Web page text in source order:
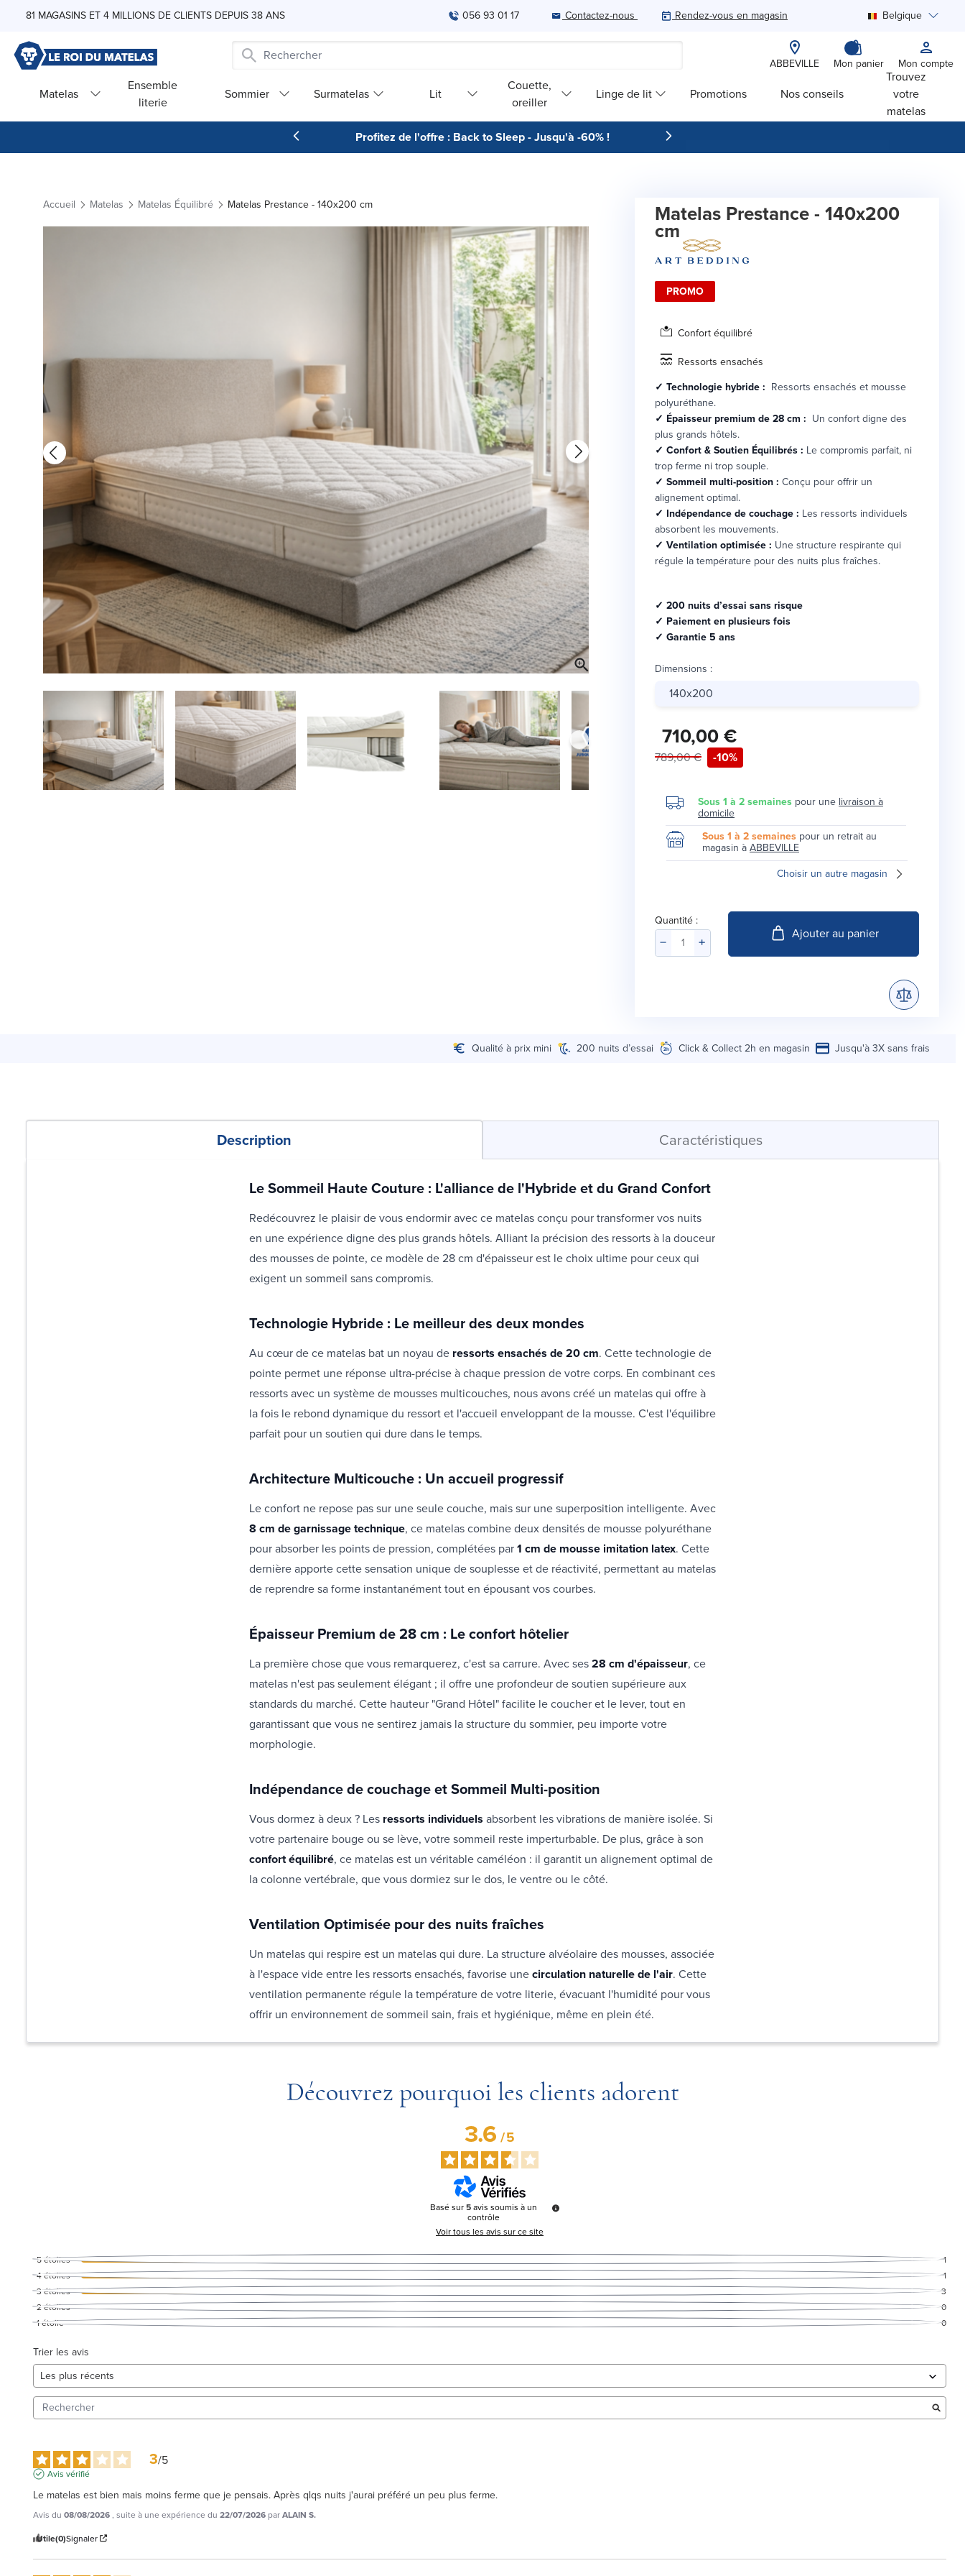
Skip to Content
81 MAGASINS ET 4 MILLIONS DE CLIENTS DEPUIS 38 ANS 056 93 01 17 Contactez-nous Rendez-vous en magasin Belgique
ABBEVILLE Mon panier Mon compte
Matelas
Ensemble
literie
Sommier Surmatelas Lit
Couette,
oreiller
Linge de lit Promotions Nos conseils
Trouvez
votre
matelas
Profitez de l'offre : Back to Sleep - Jusqu'à -60% !
Accueil Matelas Matelas Équilibré Matelas Prestance - 140x200 cm Matelas Prestance - 140x200
cm
PROMO
Confort équilibré
Ressorts ensachés
✓ Technologie hybride : Ressorts ensachés et mousse
polyuréthane.
✓ Épaisseur premium de 28 cm : Un confort digne des
plus grands hôtels.
✓ Confort & Soutien Équilibrés : Le compromis parfait, ni
trop ferme ni trop souple.
✓ Sommeil multi-position : Conçu pour offrir un
alignement optimal.
✓ Indépendance de couchage : Les ressorts individuels
absorbent les mouvements.
✓ Ventilation optimisée : Une structure respirante qui
régule la température pour des nuits plus fraîches.
✓ 200 nuits d’essai sans risque
✓ Paiement en plusieurs fois
✓ Garantie 5 ans
Dimensions :
140x200
710,00 €
789,00 € -10%
Sous 1 à 2 semaines pour une livraison à
domicile
Sous 1 à 2 semaines pour un retrait au
magasin àABBEVILLE
Choisir un autre magasin
Quantité :
Ajouter au panier
Qualité à prix mini 200 nuits d’essai Click & Collect 2h en magasin Jusqu'à 3X sans frais
Description Caractéristiques
Le Sommeil Haute Couture : L'alliance de l'Hybride et du Grand Confort
Redécouvrez le plaisir de vous endormir avec ce matelas conçu pour transformer vos nuits
en une expérience digne des plus grands hôtels. Alliant la précision des ressorts à la douceur
des mousses de pointe, ce modèle de 28 cm d'épaisseur est le choix ultime pour ceux qui
exigent un sommeil sans compromis.
Technologie Hybride : Le meilleur des deux mondes
Au cœur de ce matelas bat un noyau de ressorts ensachés de 20 cm. Cette technologie de
pointe permet une réponse ultra-précise à chaque pression de votre corps. En combinant ces
ressorts avec un système de mousses multicouches, nous avons créé un matelas qui offre à
la fois le rebond dynamique du ressort et l'accueil enveloppant de la mousse. C'est l'équilibre
parfait pour un soutien qui dure dans le temps.
Architecture Multicouche : Un accueil progressif
Le confort ne repose pas sur une seule couche, mais sur une superposition intelligente. Avec
8 cm de garnissage technique, ce matelas combine deux densités de mousse polyuréthane
pour absorber les points de pression, complétées par1 cm de mousse imitation latex. Cette
dernière apporte cette sensation unique de souplesse et de réactivité, permettant au matelas
de reprendre sa forme instantanément tout en épousant vos courbes.
Épaisseur Premium de 28 cm : Le confort hôtelier
La première chose que vous remarquerez, c'est sa carrure. Avec ses28 cm d'épaisseur, ce
matelas n'est pas seulement élégant ; il offre une profondeur de soutien supérieure aux
standards du marché. Cette hauteur "Grand Hôtel" facilite le coucher et le lever, tout en
garantissant que vous ne sentirez jamais la structure du sommier, peu importe votre
morphologie.
Indépendance de couchage et Sommeil Multi-position
Vous dormez à deux ? Les ressorts individuels absorbent les vibrations de manière isolée. Si
votre partenaire bouge ou se lève, votre sommeil reste imperturbable. De plus, grâce à son
confort équilibré, ce matelas est un véritable caméléon : il garantit un alignement optimal de
la colonne vertébrale, que vous dormiez sur le dos, le ventre ou le côté.
Ventilation Optimisée pour des nuits fraîches
Un matelas qui respire est un matelas qui dure. La structure alvéolaire des mousses, associée
à l'espace vide entre les ressorts ensachés, favorise unecirculation naturelle de l'air. Cette
ventilation permanente régule la température de votre literie, évacuant l'humidité pour vous
offrir un environnement de sommeil sain, frais et hygiénique, même en plein été.
Découvrez pourquoi les clients adorent
3.6/5
Basé sur5avis soumis à un
contrôle
Voir tous les avis sur ce site
5étoiles
1
4étoiles
1
3 étoiles
3
2étoiles
0
1étoile 0
Trier les avis
3/5
Avis vérifié
Le matelas est bien mais moins ferme que je pensais. Après qlqs nuits j'aurai préféré un peu plus ferme.
Avis du 08/08/2026, suite à une expérience du 22/07/2026 parALAIN S.
Utile(0)Signaler